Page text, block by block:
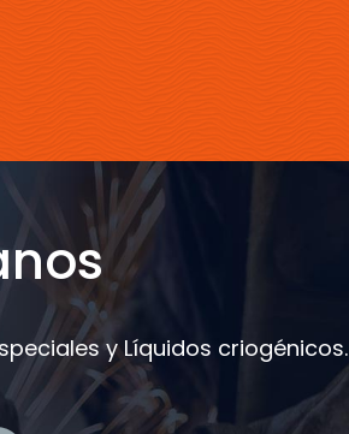
y Líquidos criogénicos.